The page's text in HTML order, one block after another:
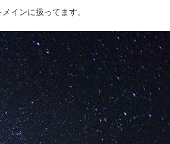
インに扱ってます。